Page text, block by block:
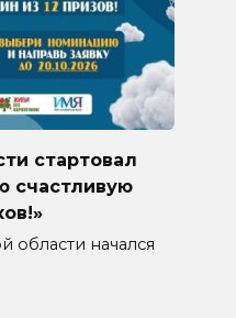
стартовал
счастливую
области начался